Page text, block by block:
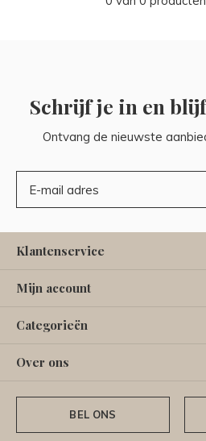
Schrijf je in en
Ontvang de nieuwste
Klantenservice
Mijn account
Categorieën
Over ons
BEL ONS